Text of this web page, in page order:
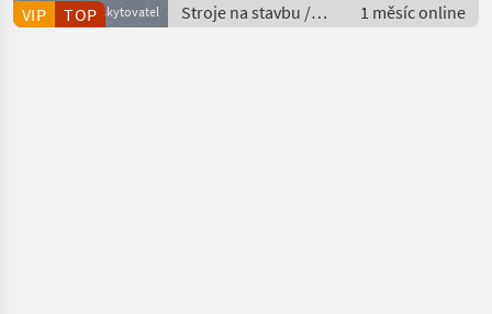
Obchodní poskytovatel
VIP TOP
Stroje na stavbu /
Ostatné stroje
1 měsíc online